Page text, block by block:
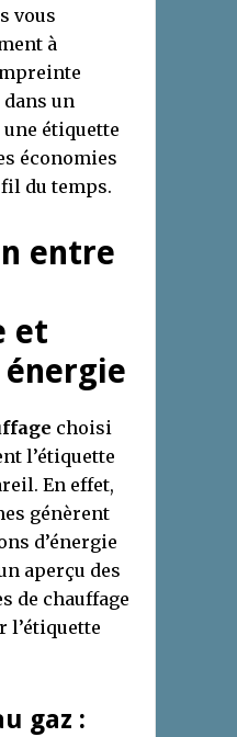
vous
à
un
étiquette
économies
du temps.
entre
et
choisi
l’étiquette
En effet,
génèrent
d’énergie
aperçu des
de chauffage
l’étiquette
gaz :